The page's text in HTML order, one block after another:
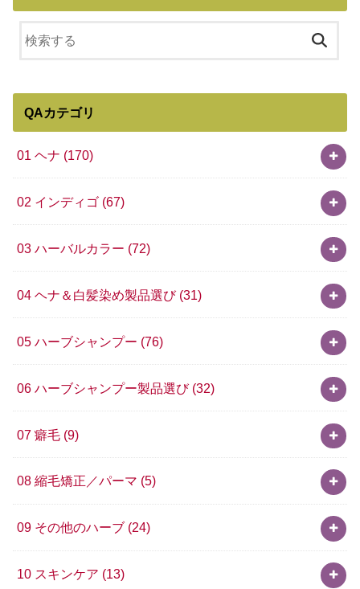
QAカテゴリ
01 ヘナ (170)
02 インディゴ (67)
03 ハーバルカラー (72)
04 ヘナ＆白髪染め製品選び (31)
05 ハーブシャンプー (76)
06 ハーブシャンプー製品選び (32)
07 癖毛 (9)
08 縮毛矯正／パーマ (5)
09 その他のハーブ (24)
10 スキンケア (13)